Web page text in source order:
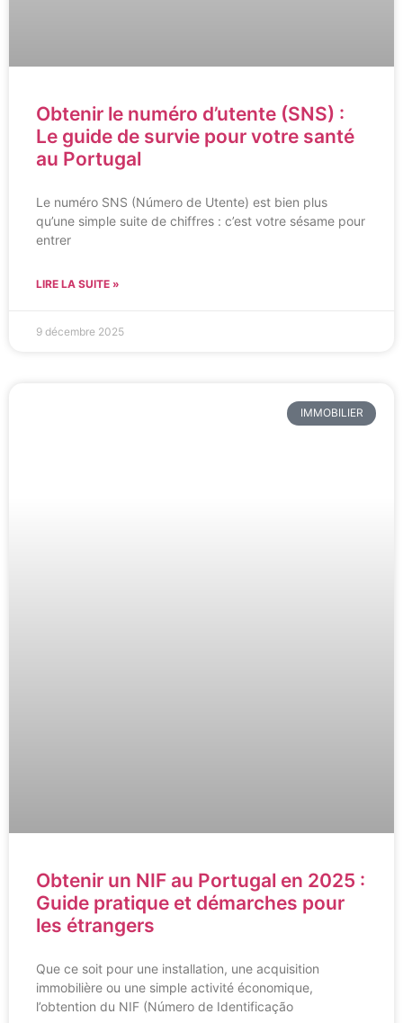
Obtenir le numéro d’utente (SNS) :
Le guide de survie pour votre santé
au Portugal
Le numéro SNS (Número de Utente) est bien plus
qu’une simple suite de chiffres : c’est votre sésame pour
entrer
LIRE LA SUITE »
9 décembre 2025
IMMOBILIER
Obtenir un NIF au Portugal en 2025 :
Guide pratique et démarches pour
les étrangers
Que ce soit pour une installation, une acquisition
immobilière ou une simple activité économique,
l’obtention du NIF (Número de Identificação